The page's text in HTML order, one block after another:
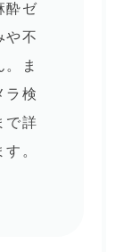
酔ゼ
や不
ま
ラ検
で詳
。